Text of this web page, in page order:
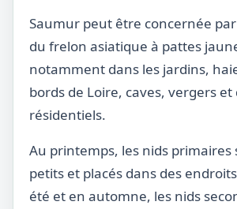
Saumur peut être concernée
du frelon asiatique à pattes
notamment dans les jardins,
bords de Loire, caves, vergers
résidentiels.
Au printemps, les nids primaires
petits et placés dans des
été et en automne, les nids